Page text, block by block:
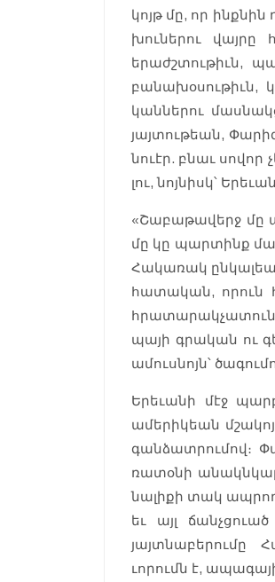
կոյթ մը, որ
խու­նե­րու վայ­րը
երաժշտու­թիւն,
բա­նախօ­սու­թիւն,
կան­նե­րու
յայ­տութեան,
նուէր. բնաւ սո­վոր
լու, նոյ­նիսկ՝
«Շա­բաթա­վերջ մը
մը կը պար­տինք
Հա­կառակ
հա­տական, որուն
պայի գրա­կան ու
ամուսնոյն՝
Երե­ւանի մէջ
ամե­րիկեան
գան­ձատրու­մով։
ռատօ­նի
նա­լիքի տակ
եւ այլ
յայտնա­բերու­մը
ւորումն է,